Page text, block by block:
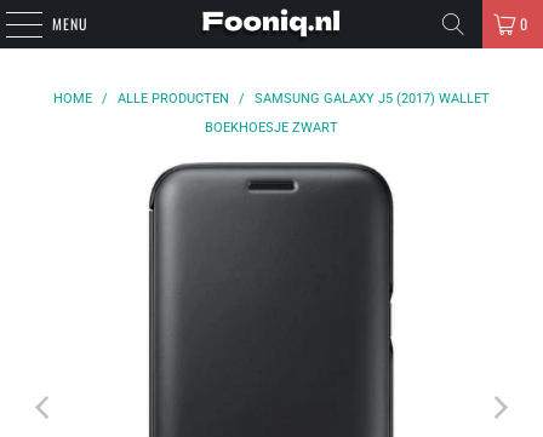
MENU 0
HOME / ALLE PRODUCTEN /
SAMSUNG GALAXY J5 (2017) WALLET
BOEKHOESJE ZWART